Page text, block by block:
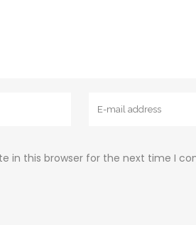
in this browser for the next time I